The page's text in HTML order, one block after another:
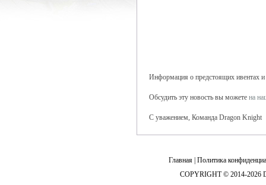
Информация о предстоящих ивентах и
Обсудить эту новость вы можете на
С уважением, Команда Dragon Knight
Главная Политика
COPYRIGHT © 2014-2026